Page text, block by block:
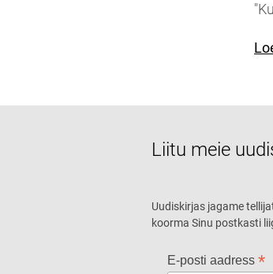
Liitu meie
Uudiskirjas jagame
koorma Sinu postkasti
E-posti aadress *